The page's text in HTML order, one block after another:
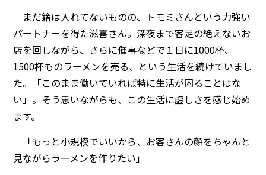
まだ籍は入れてないものの、トモミさんという力強い
パートナーを得た滋喜さん。深夜まで客足の絶えないお
店を回しながら、さらに催事などで１日に1000杯、
1500杯ものラーメンを売る、という生活を続けていまし
た。「このまま働いていれば特に生活が困ることはな
い」。そう思いながらも、この生活に虚しさを感じ始め
ます。
「もっと小規模でいいから、お客さんの顔をちゃんと
見ながらラーメンを作りたい」